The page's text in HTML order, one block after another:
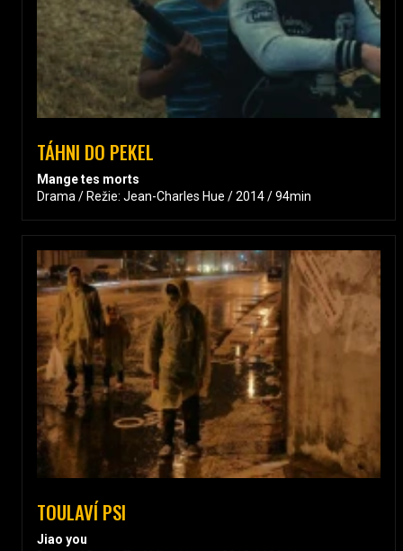
TÁHNI DO PEKEL
Mange tes morts
Drama / Režie: Jean-Charles Hue / 2014 / 94min
TOULAVÍ PSI
Jiao you